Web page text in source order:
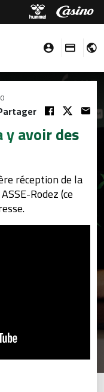
y avoir des
réception de la
Rodez (ce